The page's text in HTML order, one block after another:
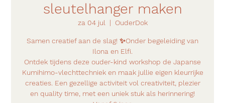
sleutelhanger maken
za 04 jul
  |
OuderDok
Samen creatief aan de slag! ✨Onder begeleiding van
Ilona en Elfi.
Ontdek tijdens deze ouder-kind workshop de Japanse
Kumihimo-vlechttechniek en maak jullie eigen kleurrijke
creaties. Een gezellige activiteit vol creativiteit, plezier
en quality time, met een uniek stuk als herinnering!